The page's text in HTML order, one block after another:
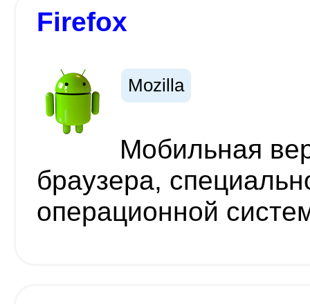
Firefox
Mozilla
Мобильная
браузера,
операционной